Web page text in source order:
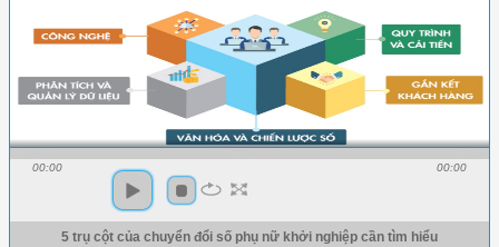
00:00 00:00
5 trụ cột của chuyển đổi số phụ nữ khởi nghiệp cần tìm hiểu